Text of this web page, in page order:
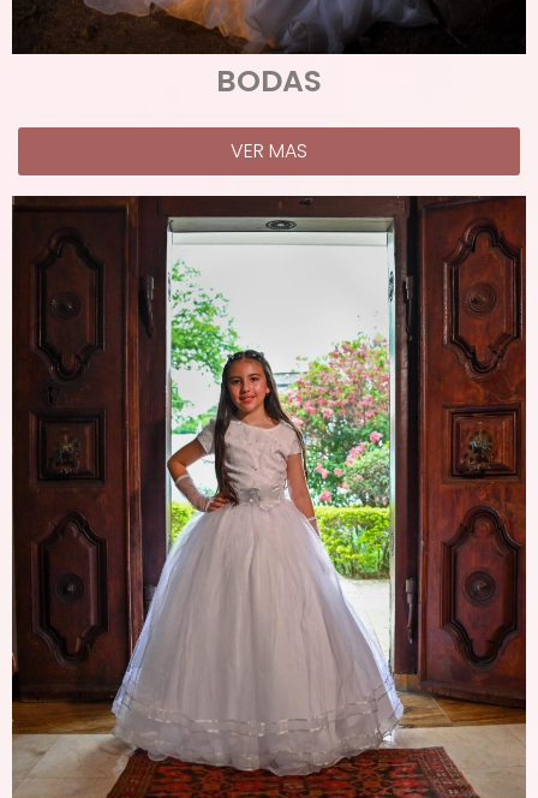
BODAS
VER MAS